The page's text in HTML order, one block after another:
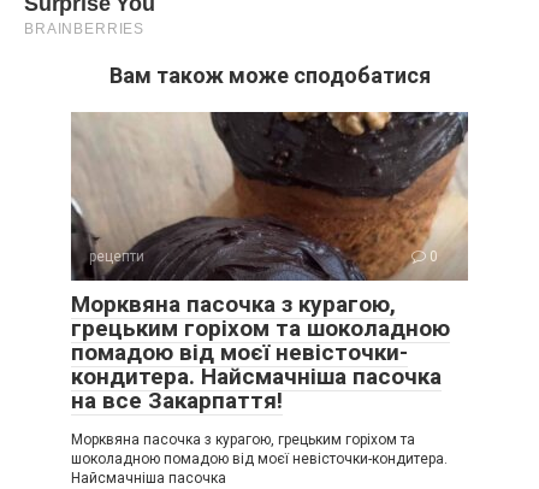
Вам також може сподобатися
рецепти 0
Морквяна пасочка з курагою,
грецьким горіхом та шоколадною
помадою від моєї невісточки-
кондитера. Найсмачніша пасочка
на все Закарпаття!
Морквяна пасочка з курагою, грецьким горіхом та
шоколадною помадою від моєї невісточки-кондитера.
Найсмачніша пасочка